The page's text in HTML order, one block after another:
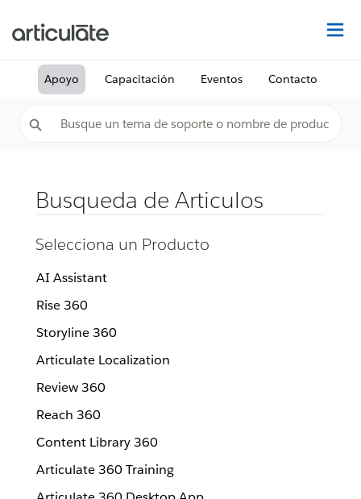
Apoyo Capacitación Eventos Contacto
Busqueda de Articulos
Selecciona un Producto
AI Assistant
Rise 360
Storyline 360
Articulate Localization
Review 360
Reach 360
Content Library 360
Articulate 360 Training